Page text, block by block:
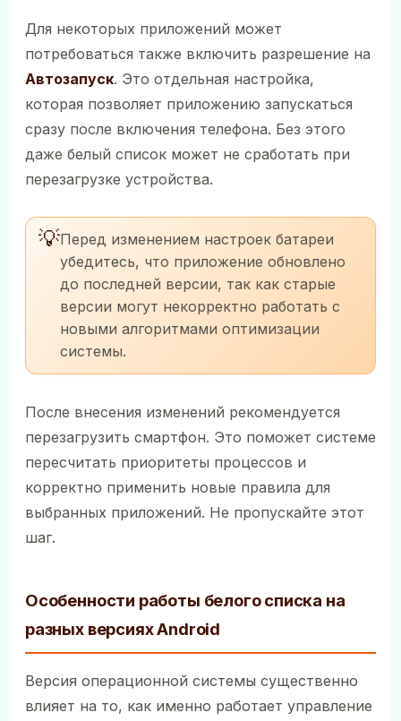
Для некоторых приложений может
потребоваться также включить разрешение на
Автозапуск. Это отдельная настройка,
которая позволяет приложению запускаться
сразу после включения телефона. Без этого
даже белый список может не сработать при
перезагрузке устройства.
💡Перед изменением настроек батареи
убедитесь, что приложение обновлено
до последней версии, так как старые
версии могут некорректно работать с
новыми алгоритмами оптимизации
системы.
После внесения изменений рекомендуется
перезагрузить смартфон. Это поможет системе
пересчитать приоритеты процессов и
корректно применить новые правила для
выбранных приложений. Не пропускайте этот
шаг.
Особенности работы белого списка на
разных версиях Android
Версия операционной системы существенно
влияет на то, как именно работает управление